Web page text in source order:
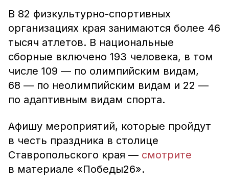
В 82 физкультурно-спортивных
организациях края занимаются более 46
тысяч атлетов. В национальные
сборные включено 193 человека, в том
числе 109 — по олимпийским видам,
68 — по неолимпийским видам и 22 —
по адаптивным видам спорта.
Афишу мероприятий, которые пройдут
в честь праздника в столице
Ставропольского края — смотрите
в материале «Победы26».